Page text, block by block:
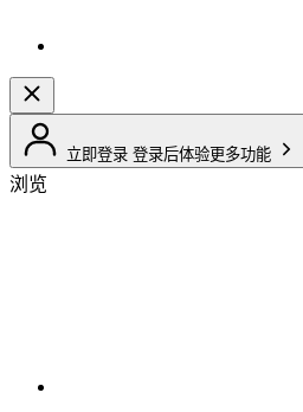
立即登录 登录后体验更多功能
浏览